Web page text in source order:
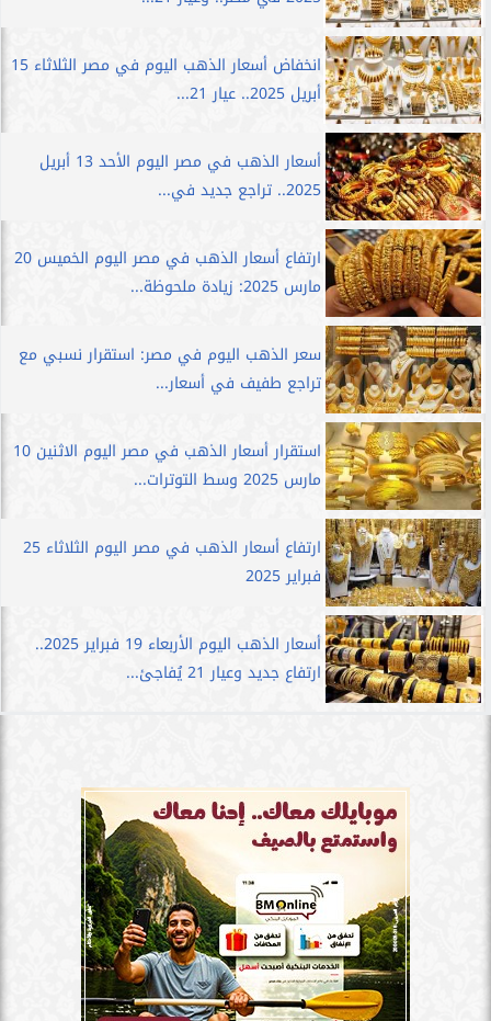
انخفاض أسعار الذهب اليوم في مصر الثلاثاء 15
أبريل 2025.. عيار 21...
أسعار الذهب في مصر اليوم الأحد 13 أبريل
2025.. تراجع جديد في...
ارتفاع أسعار الذهب في مصر اليوم الخميس 20
مارس 2025: زيادة ملحوظة...
سعر الذهب اليوم في مصر: استقرار نسبي مع
تراجع طفيف في أسعار...
استقرار أسعار الذهب في مصر اليوم الاثنين 10
مارس 2025 وسط التوترات...
ارتفاع أسعار الذهب في مصر اليوم الثلاثاء 25
فبراير 2025
أسعار الذهب اليوم الأربعاء 19 فبراير 2025..
ارتفاع جديد وعيار 21 يُفاجئ...